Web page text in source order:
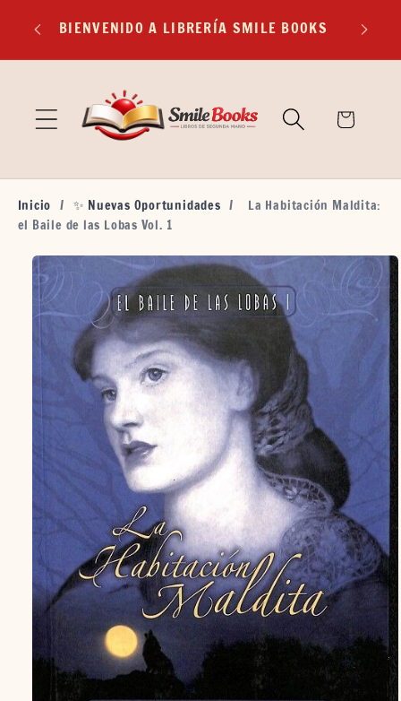
directamente
BIENVENIDO A LIBRERÍA SMILE BOOKS
Carrito
Inicio / ✨ Nuevas Oportunidades /
La Habitación Maldita:
el Baile de las Lobas Vol. 1
Ir
directamente
a la
información
del producto